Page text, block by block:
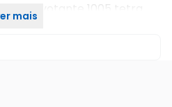
pivotante 1005 tetra
mais